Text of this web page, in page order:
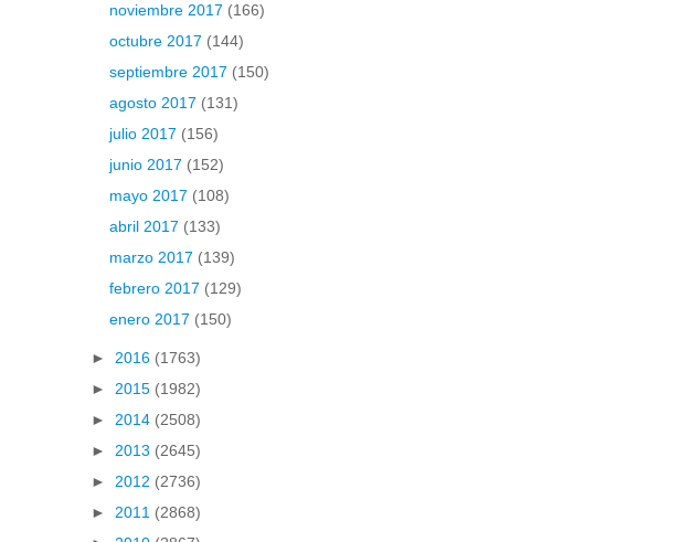
noviembre 2017 (166)
octubre 2017 (144)
septiembre 2017 (150)
agosto 2017 (131)
julio 2017 (156)
junio 2017 (152)
mayo 2017 (108)
abril 2017 (133)
marzo 2017 (139)
febrero 2017 (129)
enero 2017 (150)
► 2016 (1763)
► 2015 (1982)
► 2014 (2508)
► 2013 (2645)
► 2012 (2736)
► 2011 (2868)